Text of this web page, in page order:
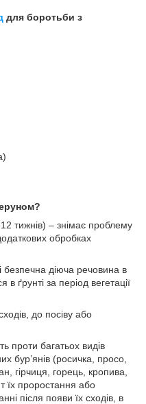
для боротьби з
тижнів) – знімає проблему
обробках
безпечна діюча речовина в
в ґрунті за період вегетації
до посіву або
проти багатьох видів
бур’янів (росичка, просо,
гірчиця, горець, кропива,
їх проростання або
після появи їх сходів, в